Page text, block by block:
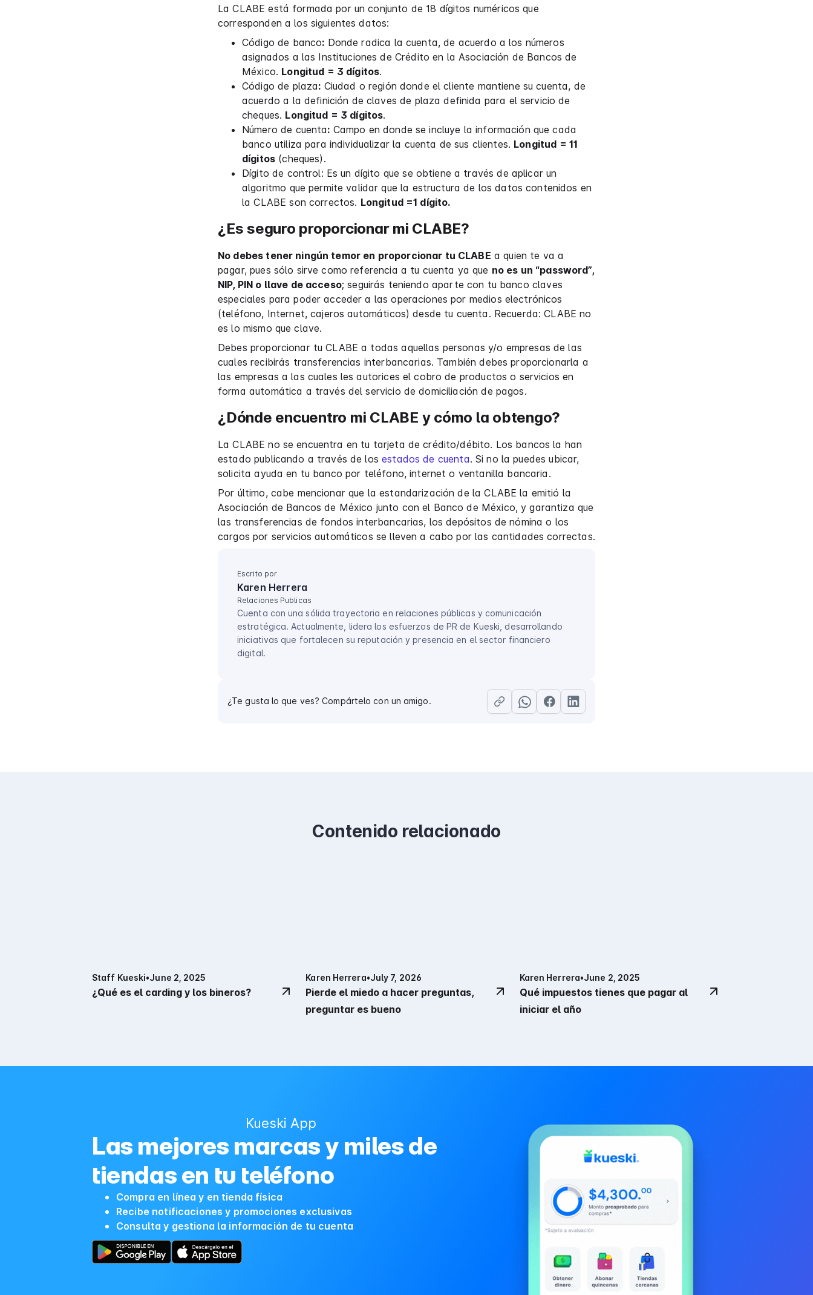
La CLABE está formada por un conjunto de 18 dígitos numéricos que
corresponden a los siguientes datos:
Código de banco: Donde radica la cuenta, de acuerdo a los números
asignados a las Instituciones de Crédito en la Asociación de Bancos de
México. Longitud = 3 dígitos.
Código de plaza: Ciudad o región donde el cliente mantiene su cuenta, de
acuerdo a la definición de claves de plaza definida para el servicio de
cheques. Longitud = 3 dígitos.
Número de cuenta: Campo en donde se incluye la información que cada
banco utiliza para individualizar la cuenta de sus clientes. Longitud = 11
dígitos (cheques).
Dígito de control: Es un dígito que se obtiene a través de aplicar un
algoritmo que permite validar que la estructura de los datos contenidos en
la CLABE son correctos. Longitud =1 dígito.
¿Es seguro proporcionar mi CLABE?
No debes tener ningún temor en proporcionar tu CLABE a quien te va a
pagar, pues sólo sirve como referencia a tu cuenta ya que no es un “password”,
NIP, PIN o llave de acceso; seguirás teniendo aparte con tu banco claves
especiales para poder acceder a las operaciones por medios electrónicos
(teléfono, Internet, cajeros automáticos) desde tu cuenta. Recuerda: CLABE no
es lo mismo que clave.
Debes proporcionar tu CLABE a todas aquellas personas y/o empresas de las
cuales recibirás transferencias interbancarias. También debes proporcionarla a
las empresas a las cuales les autorices el cobro de productos o servicios en
forma automática a través del servicio de domiciliación de pagos.
¿Dónde encuentro mi CLABE y cómo la obtengo?
La CLABE no se encuentra en tu tarjeta de crédito/débito. Los bancos la han
estado publicando a través de losestados de cuenta. Si no la puedes ubicar,
solicita ayuda en tu banco por teléfono, internet o ventanilla bancaria.
Por último, cabe mencionar que la estandarización de la CLABE la emitió la
Asociación de Bancos de México junto con el Banco de México, y garantiza que
las transferencias de fondos interbancarias, los depósitos de nómina o los
cargos por servicios automáticos se lleven a cabo por las cantidades correctas.
Escrito por
Karen Herrera
Relaciones Publicas
Cuenta con una sólida trayectoria en relaciones públicas y comunicación
estratégica. Actualmente, lidera los esfuerzos de PR de Kueski, desarrollando
iniciativas que fortalecen su reputación y presencia en el sector financiero
digital.
¿Te gusta lo que ves? Compártelo con un amigo.
Contenido relacionado
Staff Kueski•June 2, 2025
¿Qué es el carding y los bineros?
Karen Herrera•July 7, 2026
Pierde el miedo a hacer preguntas,
preguntar es bueno
Karen Herrera•June 2, 2025
Qué impuestos tienes que pagar al
iniciar el año
Kueski App
Las mejores marcas y miles de
tiendas en tu teléfono
Compra en línea y en tienda física
Recibe notificaciones y promociones exclusivas
Consulta y gestiona la información de tu cuenta